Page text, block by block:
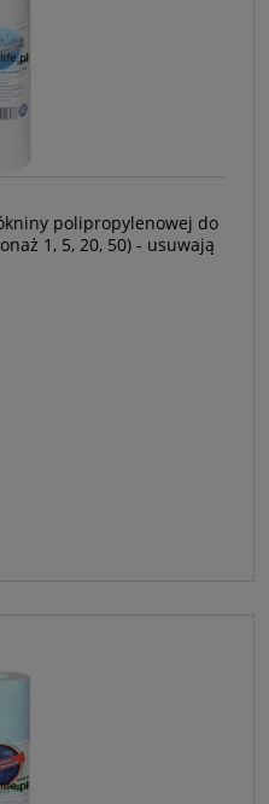
polipropylenowej do
1, 5, 20, 50) - usuwają